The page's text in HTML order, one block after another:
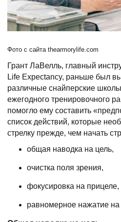
Фото с сайта thearmorylife.com
Грант ЛаВелль, главный
Life Expectancy, раньше был
различные снайперские
ежегодного тренировочного
помогло ему составить
список действий, которые
стрелку прежде, чем начать
общая наводка на цель,
очистка поля зрения,
фокусировка на прицеле,
равномерное нажатие на